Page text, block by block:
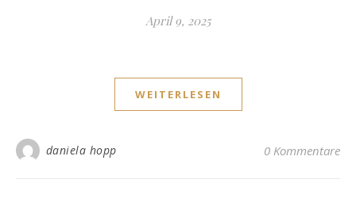
April 9, 2025
WEITERLESEN
daniela hopp 0 Kommentare